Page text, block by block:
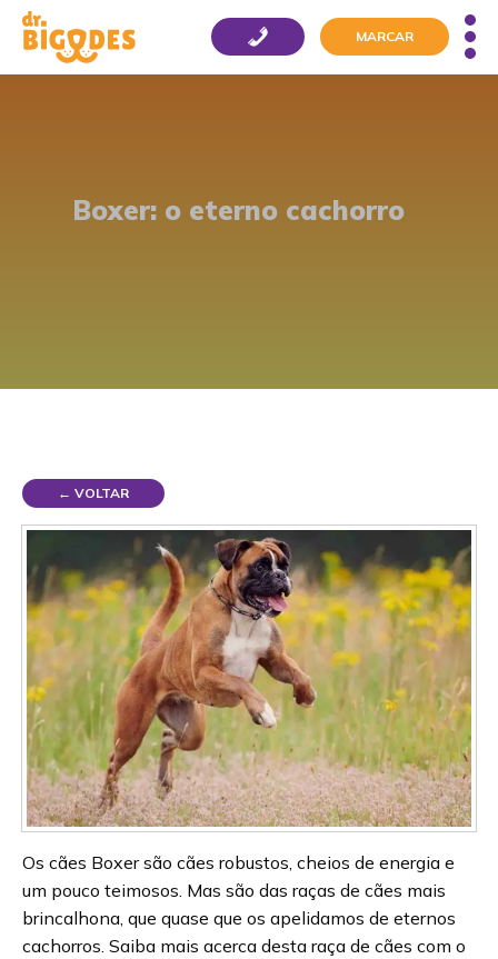
MARCAR
Boxer: o eterno cachorro
← VOLTAR
Os cães Boxer são cães robustos, cheios de energia e
um pouco teimosos. Mas são das raças de cães mais
brincalhona, que quase que os apelidamos de eternos
cachorros. Saiba mais acerca desta raça de cães com o